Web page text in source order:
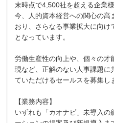
末時点で4,500社を超える企業
今、人的資本経営への関心の高
おり、さらなる事業拡大に向け
となっています。
労働生産性の向上や、個々の才
現など、正解のない人事課題に
ていただけるセールスを募集し
【業務内容】
いずれも「カオナビ」未導入の